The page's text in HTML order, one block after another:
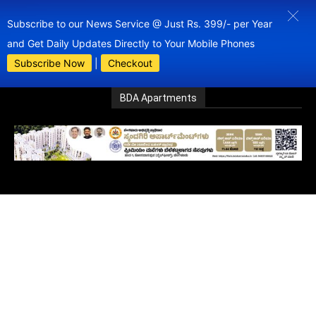
Subscribe to our News Service @ Just Rs. 399/- per Year
and Get Daily Updates Directly to Your Mobile Phones
Subscribe Now
Checkout
BDA Apartments